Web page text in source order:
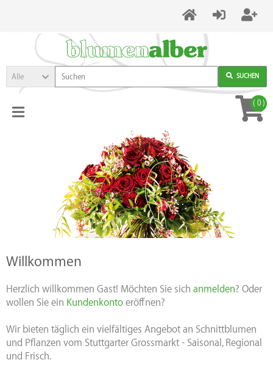
Alle SUCHEN
( 0 )
Willkommen
Herzlich willkommen Gast! Möchten Sie sich anmelden? Oder
wollen Sie ein Kundenkonto eröffnen?
Wir bieten täglich ein vielfältiges Angebot an Schnittblumen
und Pflanzen vom Stuttgarter Grossmarkt - Saisonal, Regional
und Frisch.